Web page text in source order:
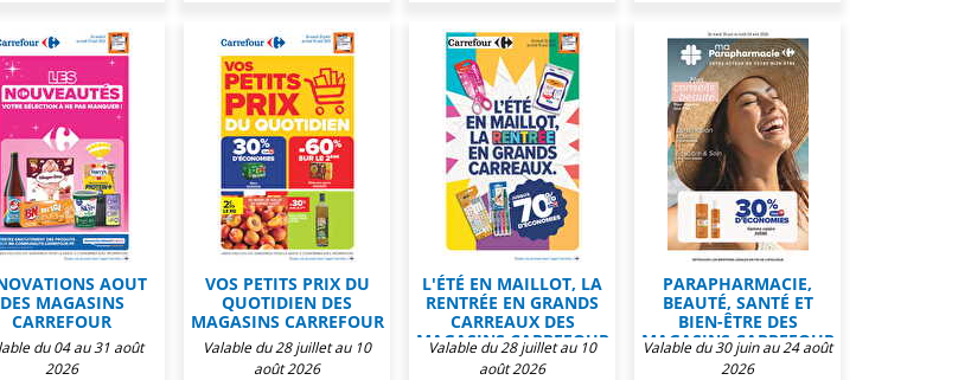
AOUT
DES MAGASINS
CARREFOUR
du 04 au 31 août
2026
VOS PETITS PRIX DU
QUOTIDIEN DES
MAGASINS CARREFOUR
Valable du 28 juillet au 10
août 2026
L'ÉTÉ EN MAILLOT, LA
RENTRÉE EN GRANDS
CARREAUX DES
MAGASINS CARREFOUR
Valable du 28 juillet au 10
août 2026
PARAPHARMACIE,
BEAUTÉ, SANTÉ ET
BIEN-ÊTRE DES
MAGASINS CARREFOUR
Valable du 30 juin au 24 août
2026